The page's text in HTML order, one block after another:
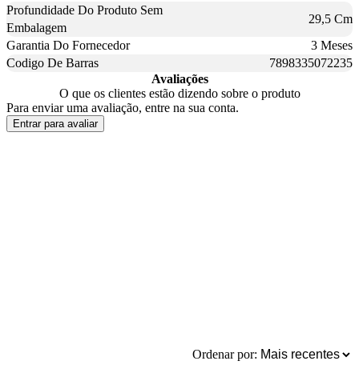
Profundidade Do Produto Sem
Embalagem
29,5 Cm
Garantia Do Fornecedor
3 Meses
Codigo De Barras
7898335072235
Avaliações
O que os clientes estão dizendo sobre o produto
Para enviar uma avaliação, entre na sua conta.
Entrar para avaliar
Ordenar por: